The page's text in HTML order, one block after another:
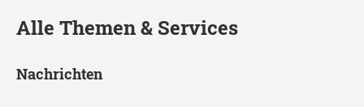
Alle Themen & Services
Nachrichten